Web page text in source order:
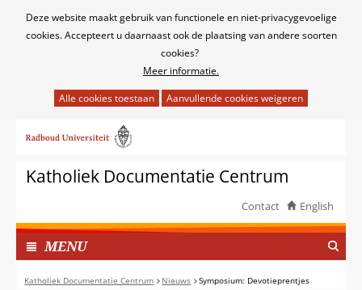
Cookies
Deze website maakt gebruik van functionele en niet-privacygevoelige
cookies. Accepteert u daarnaast ook de plaatsing van andere soorten
cookies?
Meer informatie.
het
van
cookies
deze
website
worden
toegestaan
naar
inhoudKatholiek Documentatie Centrum
Contact English
MENUI
N
G
Katholiek Documentatie Centrum Nieuws Symposium: Devotieprentjes